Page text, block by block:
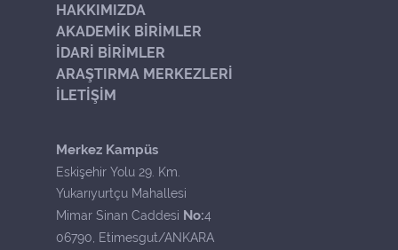
HAKKIMIZDA
AKADEMİK BİRİMLER
İDARİ BİRİMLER
ARAŞTIRMA MERKEZLERİ
İLETİŞİM
Merkez Kampüs
Eskişehir Yolu 29. Km.
Yukarıyurtçu Mahallesi
Mimar Sinan Caddesi No:4
06790, Etimesgut/ANKARA